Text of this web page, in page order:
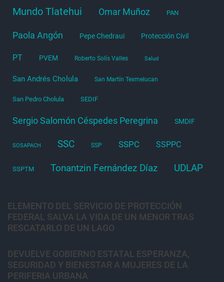
Mundo Tlatehui Omar Muñoz PAN
Paola Angón Pepe Chedraui Protección Civil
PT PVEM Roberto Solís Valles Salud
San Andrés Cholula San Martín Texmelucan
San Pedro Cholula SEDIF
Sergio Salomón Céspedes Peregrina SMDIF
SOSAPACH SSC SSP SSPC SSPPC
SSPTM Tonantzin Fernández Díaz UDLAP
ELEMENTO DEL SERVICIO DE PROTECCIÓN
FEDERAL SALVA LA VIDA DE UN MENOR TRAS
RESCATARLO DE UN LAGO
DEVUELVE GOBIERNO ESTATAL ESPERANZA,
SEGURIDAD Y BIENESTAR A MUJERES DE LA
PERIFERIA URBANA